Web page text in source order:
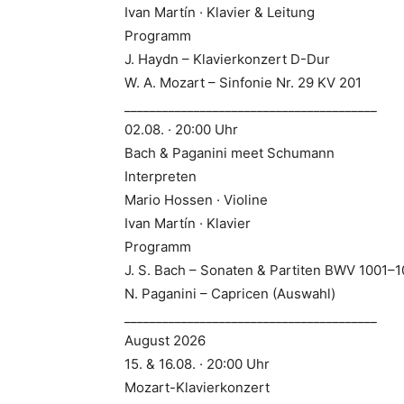
Ivan Martín · Klavier & Leitung
Programm
J. Haydn – Klavierkonzert D-Dur
W. A. Mozart – Sinfonie Nr. 29 KV 201
02.08. · 20:00 Uhr
Bach & Paganini meet Schumann
Interpreten
Mario Hossen · Violine
Ivan Martín · Klavier
Programm
J. S. Bach – Sonaten & Partiten BWV
N. Paganini – Capricen (Auswahl)
August 2026
15. & 16.08. · 20:00 Uhr
Mozart-Klavierkonzert